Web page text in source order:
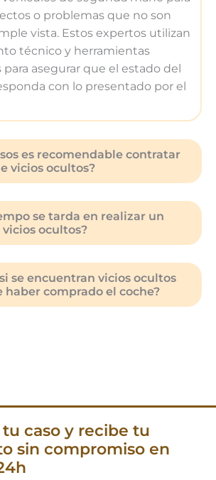
o problemas que no son
vista. Estos expertos utilizan
técnico y herramientas
para asegurar que el estado del
con lo presentado por el
es recomendable contratar
vicios ocultos?
se tarda en realizar un
ocultos?
se encuentran vicios ocultos
haber comprado el coche?
caso y recibe tu
sin compromiso en